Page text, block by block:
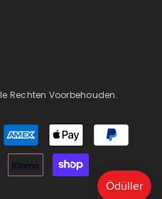
Rechten Voorbehouden.
Betaalmethoden